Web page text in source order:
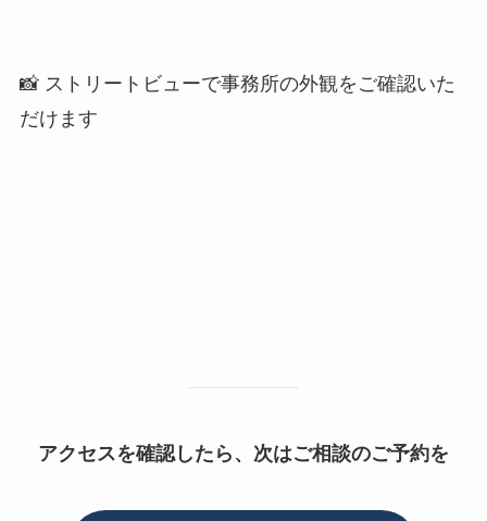
📸 ストリートビューで事務所の外観をご確認いた
だけます
アクセスを確認したら、次はご相談のご予約を